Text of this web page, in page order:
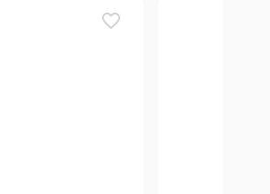
favorite_border